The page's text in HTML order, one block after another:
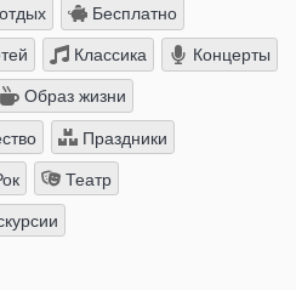
Бесплатно
Классика Концерты
Образ жизни
Праздники
Театр